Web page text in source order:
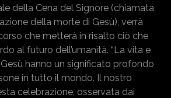
della Cena del Signore (chiamata
della morte di Gesù), verrà
che metterà in risalto ciò che
al futuro dell’umanità. “La vita e
hanno un significato profondo
in tutto il mondo. Il nostro
celebrazione, osservata dai